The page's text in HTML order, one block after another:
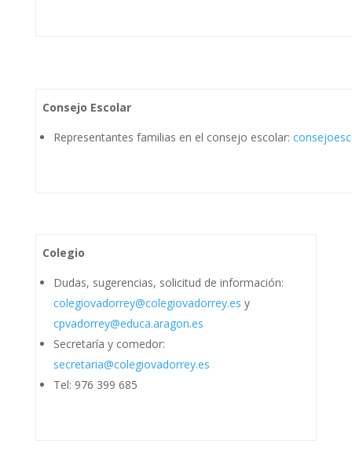
Consejo Escolar
Representantes familias en el consejo escolar:
Colegio
Dudas, sugerencias, solicitud de información:
colegiovadorrey@colegiovadorrey.es y
cpvadorrey@educa.aragon.es
Secretaría y comedor:
secretaria@colegiovadorrey.es
Tel: 976 399 685